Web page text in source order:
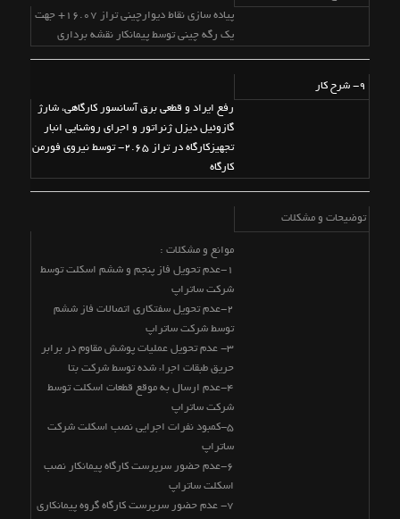
پیاده سازی نقاط دیوارچینی تراز 16.07+ جهت
یک رگه چینی توسط پیمانکار نقشه برداری
9- شرح کار
رفع ایراد و قطعی برق آسانسور کارگاهی، شارژ
گازوئیل دیزل ژنراتور و اجرای روشنایی انبار
تجهیزکارگاه در تراز 2.65- توسط نیروی فورمن
کارگاه
توضیحات و مشکلات
موانع و مشکلات :
1-عدم تحویل فاز پنجم و ششم اسکلت توسط
شرکت ساتراپ
2-عدم تحویل سفتکاری اتصالات فاز ششم
توسط شرکت ساتراپ
3- عدم تحویل عملیات پوشش مقاوم در برابر
حریق طبقات اجراء شده توسط شرکت بتا
4-عدم ارسال به موقع قطعات اسکلت توسط
شرکت ساتراپ
5-کمبود نفرات اجرایی نصب اسکلت شرکت
ساتراپ
6-عدم حضور سرپرست کارگاه پیمانکار نصب
اسکلت ساتراپ
7- عدم حضور سرپرست کارگاه گروه پیمانکاری